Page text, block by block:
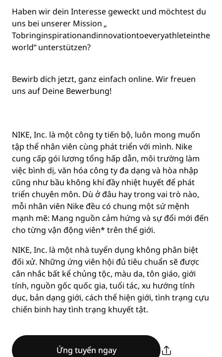
Haben wir dein Interesse geweckt und möchtest du
uns bei unserer Mission „
Tobringinspirationandinnovationtoeveryathleteinthe
world“ unterstützen?
Bewirb dich jetzt, ganz einfach online. Wir freuen
uns auf Deine Bewerbung!
NIKE, Inc. là một công ty tiến bộ, luôn mong muốn
tập thể nhân viên cùng phát triển với mình. Nike
cung cấp gói lương tổng hấp dẫn, môi trường làm
việc bình dị, văn hóa công ty đa dạng và hòa nhập
cũng như bầu không khí đầy nhiệt huyết để phát
triển chuyên môn. Dù ở đâu hay trong vai trò nào,
mỗi nhân viên Nike đều có chung một sứ mệnh
mạnh mẽ: Mang nguồn cảm hứng và sự đổi mới đến
cho từng vận động viên* trên thế giới.
NIKE, Inc. là một nhà tuyển dụng không phân biệt
đối xử. Những ứng viên hội đủ tiêu chuẩn sẽ được
cân nhắc bất kể chủng tộc, màu da, tôn giáo, giới
tính, nguồn gốc quốc gia, tuổi tác, xu hướng tính
dục, bản dạng giới, cách thể hiện giới, tình trạng cựu
chiến binh hay tình trạng khuyết tật.
Ứng tuyển ngay